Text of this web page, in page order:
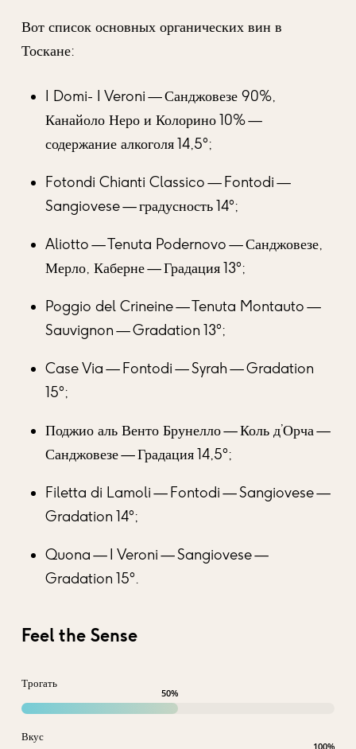
Вот список основных органических вин в
Тоскане:
I Domi- I Veroni — Санджовезе 90%,
Канайоло Неро и Колорино 10% —
содержание алкоголя 14,5°;
Fotondi Chianti Classico — Fontodi —
Sangiovese — градусность 14°;
Aliotto — Tenuta Podernovo — Санджовезе,
Мерло, Каберне — Градация 13°;
Poggio del Crineine — Tenuta Montauto —
Sauvignon — Gradation 13°;
Case Via — Fontodi — Syrah — Gradation
15°;
Поджио аль Венто Брунелло — Коль д’Орча —
Санджовезе — Градация 14,5°;
Filetta di Lamoli — Fontodi — Sangiovese —
Gradation 14°;
Quona — I Veroni — Sangiovese —
Gradation 15°.
Feel the Sense
Трогать
50%
Вкус
100%